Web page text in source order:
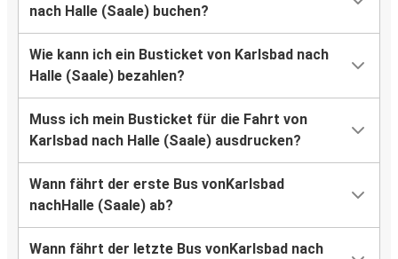
nach Halle (Saale) buchen?
Wie kann ich ein Busticket von Karlsbad nach
Halle (Saale) bezahlen?
Muss ich mein Busticket für die Fahrt von
Karlsbad nach Halle (Saale) ausdrucken?
Wann fährt der erste Bus vonKarlsbad
nachHalle (Saale) ab?
Wann fährt der letzte Bus vonKarlsbad nach